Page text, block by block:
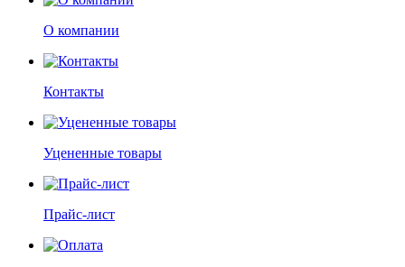
О компании
Контакты
Уцененные товары
Прайс-лист